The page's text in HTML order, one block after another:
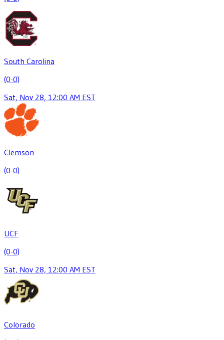
South Carolina
(0-0)
Sat, Nov 28, 12:00 AM EST
Clemson
(0-0)
UCF
(0-0)
Sat, Nov 28, 12:00 AM EST
Colorado